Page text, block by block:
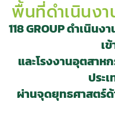
พื้นที่ดำเนินง
118 GROUP ดำเนิน
เ
และโรงงานอุตสาห
ประ
ผ่านจุดยุทธศาสตร์